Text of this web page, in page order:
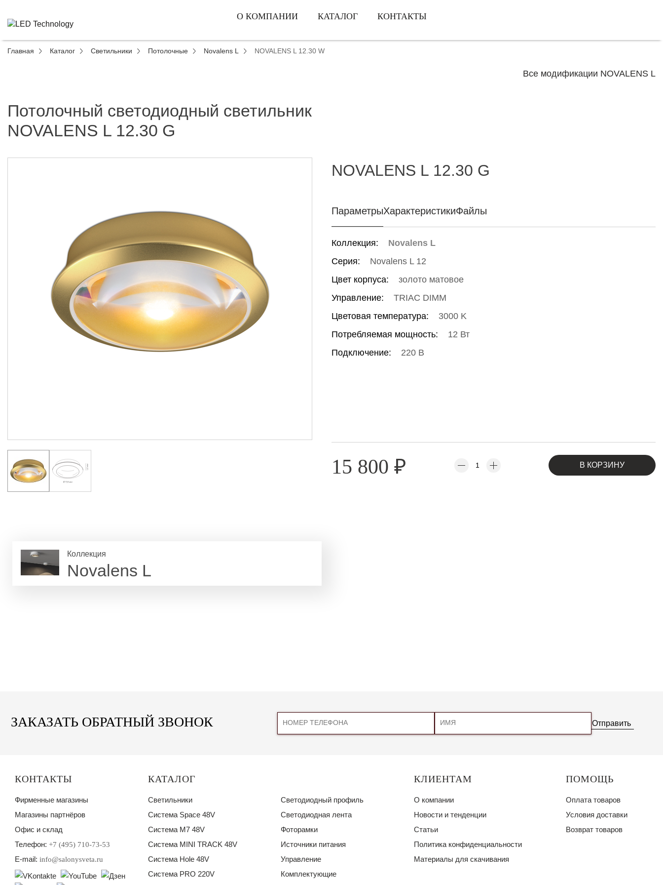
О КОМПАНИИ КАТАЛОГ КОНТАКТЫ
Главная Каталог Светильники Потолочные Novalens L NOVALENS L 12.30 W
Все модификации NOVALENS L
Потолочный светодиодный светильник
NOVALENS L 12.30 G
NOVALENS L 12.30 G
ПараметрыХарактеристикиФайлы
Коллекция:
Novalens L
Серия:
Novalens L 12
Цвет корпуса:
золото матовое
Управление:
TRIAC DIMM
Цветовая температура:
3000 K
Потребляемая мощность:
12 Вт
Подключение:
220 В
15 800 ₽ В КОРЗИНУ
Коллекция
Novalens L
ЗАКАЗАТЬ ОБРАТНЫЙ ЗВОНОК Отправить
КАТАЛОГ
Светильники
Система Space 48V
Система M7 48V
Система MINI TRACK 48V
Система Hole 48V
Система PRO 220V
Светодиодный профиль
Светодиодная лента
Фоторамки
Источники питания
Управление
Комплектующие
КЛИЕНТАМ
О компании
Новости и тенденции
Статьи
Политика конфиденциальности
Материалы для скачивания
ПОМОЩЬ
Оплата товаров
Условия доставки
Возврат товаров
КОНТАКТЫ
Фирменные магазины
Магазины партнёров
Офис и склад
Телефон: +7 (495) 710-73-53
E-mail: info@salonysveta.ru